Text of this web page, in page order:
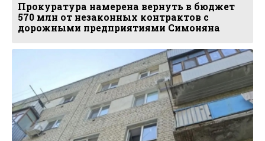
Прокуратура намерена вернуть в бюджет
570 млн от незаконных контрактов с
дорожными предприятиями Симоняна